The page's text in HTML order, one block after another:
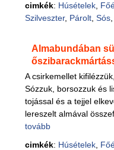
cimkék: Húsételek,
Szilveszter, Párolt, Sós,
Almabundában
A csirkemellet
Sózzuk, borsozzuk és
tojással és a tejjel
lereszelt almával
tovább
cimkék: Húsételek,